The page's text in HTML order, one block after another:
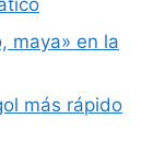
maya» en la
más rápido